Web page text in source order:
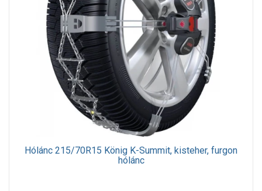
Hólánc 215/70R15 König K-Summit, kisteher, furgon
hólánc